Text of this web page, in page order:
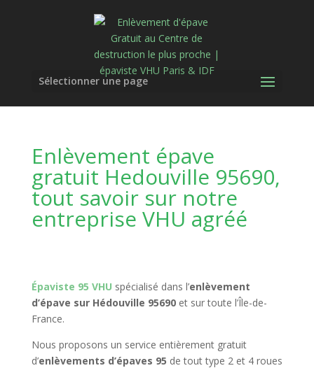
Sélectionner une page
Enlèvement épave
gratuit Hedouville 95690,
tout savoir sur notre
entreprise VHU agréé
Épaviste 95 VHU spécialisé dans l’enlèvement
d’épave sur Hédouville 95690et sur toute l’Île-de-
France.
Nous proposons un service entièrement gratuit
d’enlèvements d’épaves 95 de tout type 2 et 4 roues